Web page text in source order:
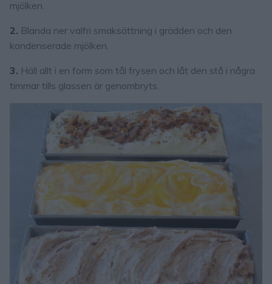
mjölken.
2. Blanda ner valfri smaksättning i grädden och den
kondenserade mjölken.
3. Häll allt i en form som tål frysen och låt den stå i några
timmar tills glassen är genombryts.